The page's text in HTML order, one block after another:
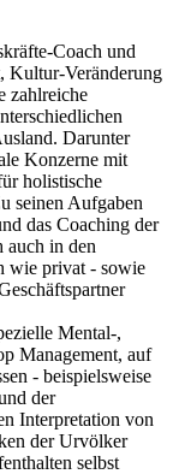
Coach und
Kultur-Veränderung
zahlreiche
Darunter
Konzerne mit
holistische
seinen Aufgaben
das Coaching der
auch in den
wie privat - sowie
Mental-,
Management, auf
- beispielsweise
der
Interpretation von
der Urvölker
selbst